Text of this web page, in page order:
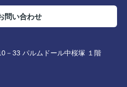
問い合わせ
－33 パルムドール中桜塚 １階